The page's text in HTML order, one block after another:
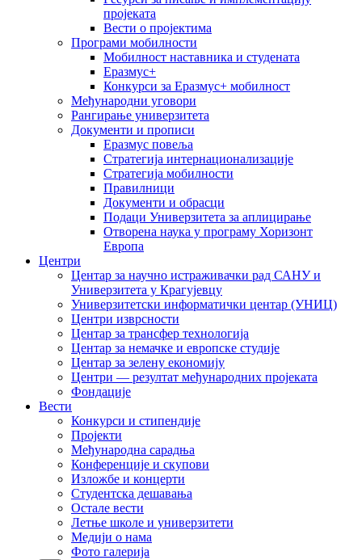
пројеката
Вести о пројектима
Програми мобилности
Мобилност наставника и студената
Еразмус+
Конкурси за Еразмус+ мобилност
Међународни уговори
Рангирање универзитета
Документи и прописи
Еразмус повеља
Стратегија интернационализације
Стратегија мобилности
Правилници
Документи и обрасци
Подаци Универзитета за аплицирање
Отворена наука у програму Хоризонт
Европа
Центри
Центар за научно истраживачки рад САНУ и
Универзитета у Крагујевцу
Универзитетски информатички центар (УНИЦ)
Центри изврсности
Центар за трансфер технологија
Центар за немачке и европске студије
Центар за зелену економију
Центри — резултат међународних пројеката
Фондације
Вести
Конкурси и стипендије
Пројекти
Међународна сарадња
Конференције и скупови
Изложбе и концерти
Студентска дешавања
Остале вести
Летње школе и универзитети
Медији о нама
Фото галерија